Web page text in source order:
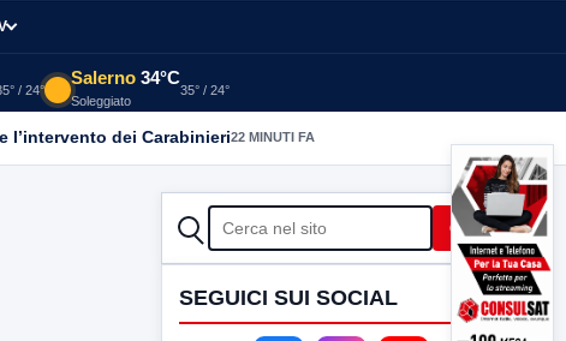
/ 24°
Salerno 34°C
Soleggiato
35° / 24°
l’intervento dei Carabinieri22 MINUTI FA
CERCA Cerca
SEGUICI SUI SOCIAL